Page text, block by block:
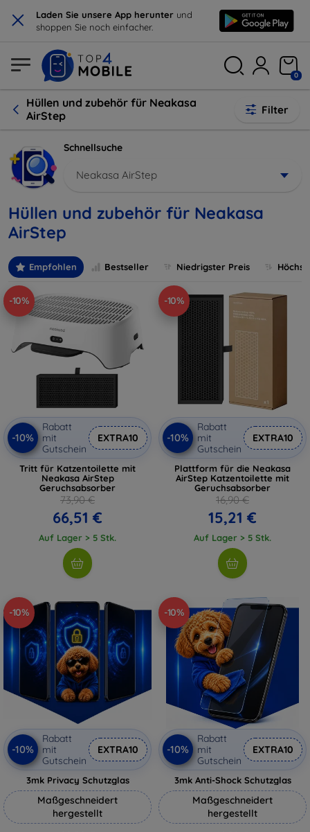
× Laden Sie unsere App herunter und
shoppen Sie noch einfacher.
0
Hüllen und zubehör für Neakasa
AirStep
Filter
Schnellsuche
Neakasa AirStep
Hüllen und zubehör für Neakasa
AirStep
Empfohlen Bestseller Niedrigster Preis
-10%
-10%
Rabatt
mit
Gutschein
EXTRA10
Tritt für Katzentoilette mit
Neakasa AirStep
Geruchsabsorber
73,90 €
66,51 €
Auf Lager > 5 Stk.
-10%
-10%
Rabatt
mit
Gutschein
EXTRA10
Plattform für die Neakasa
AirStep Katzentoilette mit
Geruchsabsorber
16,90 €
15,21 €
Auf Lager > 5 Stk.
-10%
-10%
Rabatt
mit
Gutschein
EXTRA10
3mk Privacy Schutzglas
Maßgeschneidert
hergestellt
-10%
-10%
Rabatt
mit
Gutschein
EXTRA10
3mk Anti-Shock Schutzglas
Maßgeschneidert
hergestellt